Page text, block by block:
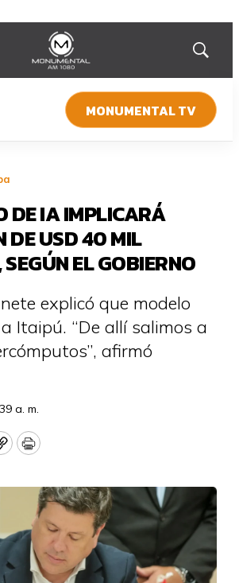
Mostrar
MONUMENTAL TV
DE IA IMPLICARÁ
DE USD 40 MIL
EL GOBIERNO
explicó que modelo
Itaipú. “De allí salimos a
afirmó
a. m.
CopyPrint